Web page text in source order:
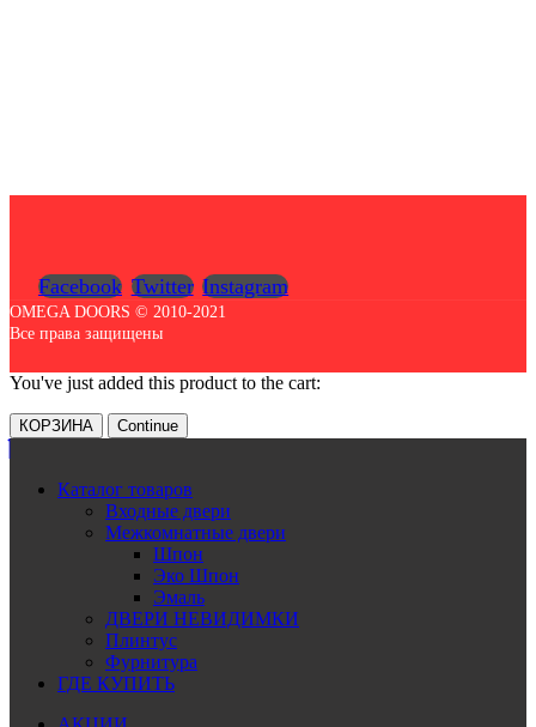
Facebook Twitter Instagram
OMEGA DOORS © 2010-2021
Все права защищены
You've just added this product to the cart:
КОРЗИНА Continue
Каталог товаров
Входные двери
Межкомнатные двери
Шпон
Эко Шпон
Эмаль
ДВЕРИ НЕВИДИМКИ
Плинтус
Фурнитура
ГДЕ КУПИТЬ